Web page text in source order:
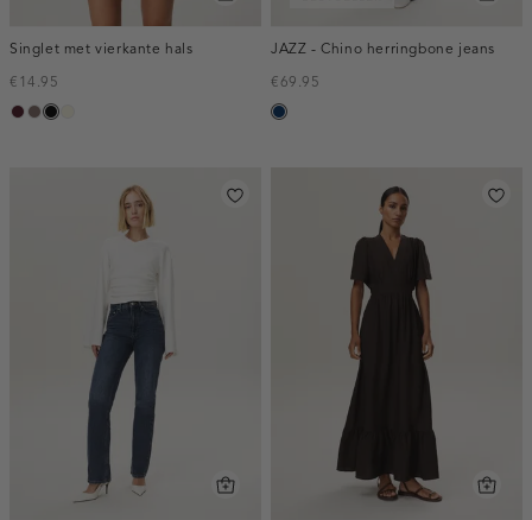
Singlet met vierkante hals
€14.95
pruim,
taupe
zwart
JAZZ - Chino herringbone jeans
€69.95
blauw,